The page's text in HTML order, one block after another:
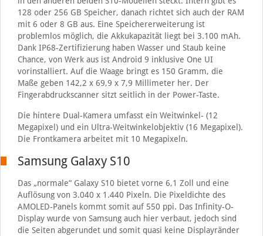
128 oder 256 GB Speicher, danach richtet sich auch der RAM
mit 6 oder 8 GB aus. Eine Speichererweiterung ist
problemlos möglich, die Akkukapazität liegt bei 3.100 mAh.
Dank IP68-Zertifizierung haben Wasser und Staub keine
Chance, von Werk aus ist Android 9 inklusive One UI
vorinstalliert. Auf die Waage bringt es 150 Gramm, die
Maße geben 142,2 x 69,9 x 7,9 Millimeter her. Der
Fingerabdruckscanner sitzt seitlich in der Power-Taste.
Die hintere Dual-Kamera umfasst ein Weitwinkel- (12
Megapixel) und ein Ultra-Weitwinkelobjektiv (16 Megapixel).
Die Frontkamera arbeitet mit 10 Megapixeln.
Samsung Galaxy S10
Das „normale“ Galaxy S10 bietet vorne 6,1 Zoll und eine
Auflösung von 3.040 x 1.440 Pixeln. Die Pixeldichte des
AMOLED-Panels kommt somit auf 550 ppi. Das Infinity-O-
Display wurde von Samsung auch hier verbaut, jedoch sind
die Seiten abgerundet und somit quasi keine Displayränder